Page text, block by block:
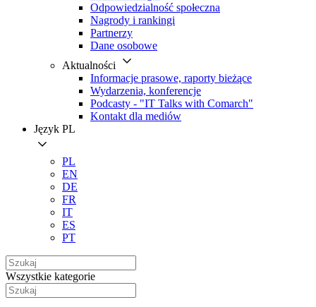
Odpowiedzialność społeczna
Nagrody i rankingi
Partnerzy
Dane osobowe
Aktualności
Informacje prasowe, raporty bieżące
Wydarzenia, konferencje
Podcasty - "IT Talks with Comarch"
Kontakt dla mediów
Język PL
PL
EN
DE
FR
IT
ES
PT
Wszystkie kategorie